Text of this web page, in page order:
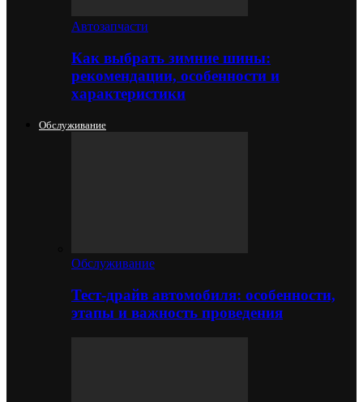
Автозапчасти
Как выбрать зимние шины:
рекомендации, особенности и
характеристики
Обслуживание
Обслуживание
Тест-драйв автомобиля: особенности,
этапы и важность проведения